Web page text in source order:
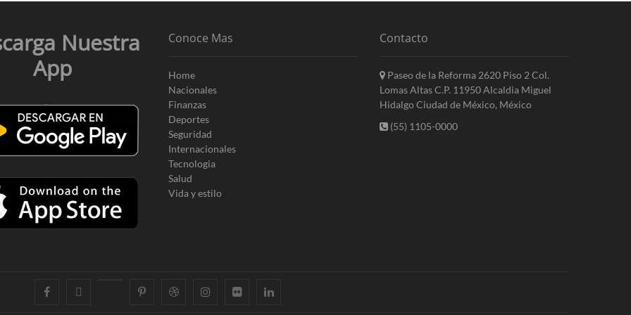
Nuestra
App
Conoce Mas
Home
Nacionales
Finanzas
Deportes
Seguridad
Internacionales
Tecnologia
Salud
Vida y estilo
Contacto
Paseo de la Reforma 2620 Piso 2 Col.
Lomas Altas C.P. 11950 Alcaldia Miguel
Hidalgo Ciudad de México, México
(55) 1105-0000
facebook googlepluspinterestdribbbleinstagramflickr linkedin